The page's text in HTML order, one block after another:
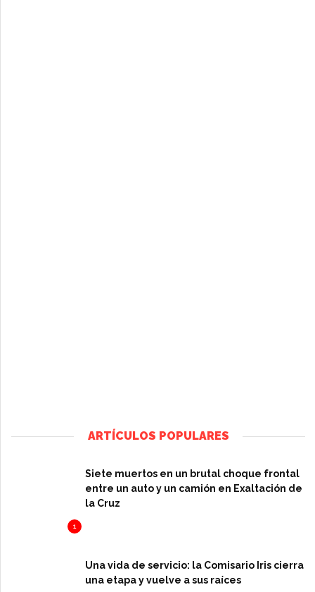
ARTÍCULOS POPULARES
1
Siete muertos en un brutal choque frontal
entre un auto y un camión en Exaltación de
la Cruz
Una vida de servicio: la Comisario Iris cierra
una etapa y vuelve a sus raíces